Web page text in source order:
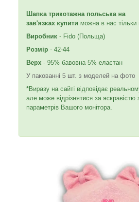
Шапка трикотажна польська на
зав'язках купити можна в нас тільки
Виробник - Fido (Польща)
Розмір - 42-44
Верх - 95% бавовна 5% еластан
У пакованні 5 шт. з моделей на фото
*Виразу на сайті відповідає
але може відрізнятися за яскравістю
параметрів Вашого монітора.